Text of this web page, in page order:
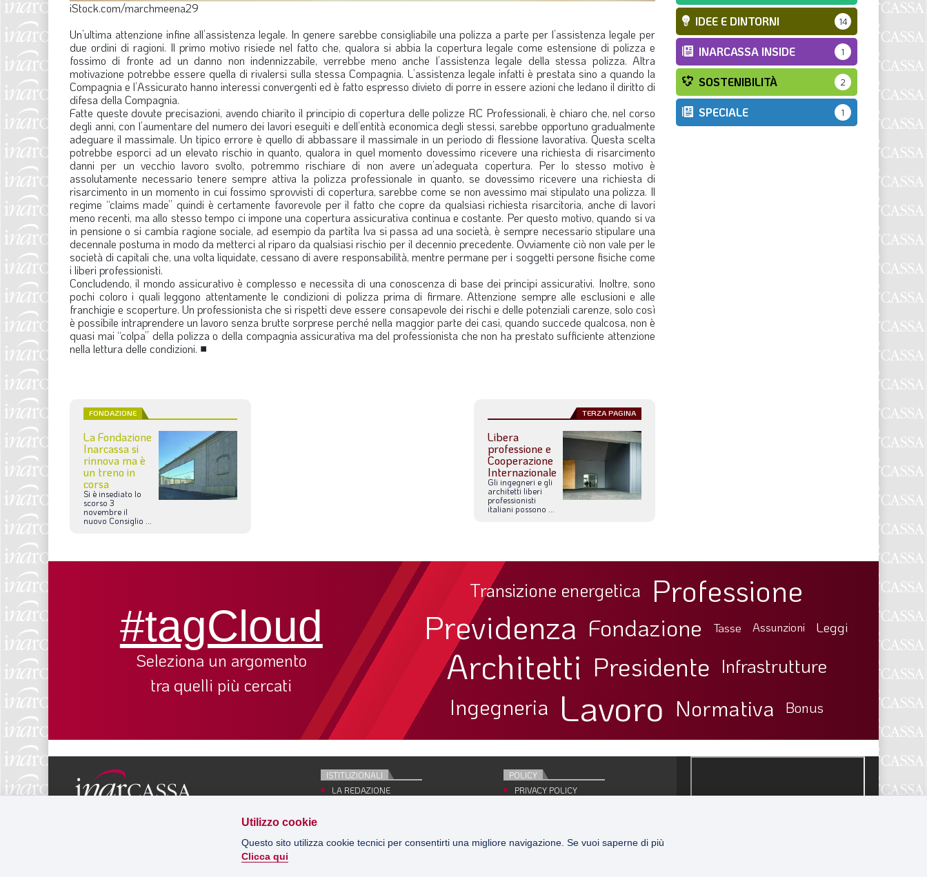
iStock.com/marchmeena29
Un’ultima attenzione infine all’assistenza legale. In genere sarebbe consigliabile una polizza a parte per l’assistenza legale per
due ordini di ragioni. Il primo motivo risiede nel fatto che, qualora si abbia la copertura legale come estensione di polizza e
fossimo di fronte ad un danno non indennizzabile, verrebbe meno anche l’assistenza legale della stessa polizza. Altra
motivazione potrebbe essere quella di rivalersi sulla stessa Compagnia. L’assistenza legale infatti è prestata sino a quando la
Compagnia e l’Assicurato hanno interessi convergenti ed è fatto espresso divieto di porre in essere azioni che ledano il diritto di
difesa della Compagnia.
Fatte queste dovute precisazioni, avendo chiarito il principio di copertura delle polizze RC Professionali, è chiaro che, nel corso
degli anni, con l’aumentare del numero dei lavori eseguiti e dell’entità economica degli stessi, sarebbe opportuno gradualmente
adeguare il massimale. Un tipico errore è quello di abbassare il massimale in un periodo di flessione lavorativa. Questa scelta
potrebbe esporci ad un elevato rischio in quanto, qualora in quel momento dovessimo ricevere una richiesta di risarcimento
danni per un vecchio lavoro svolto, potremmo rischiare di non avere un’adeguata copertura. Per lo stesso motivo è
assolutamente necessario tenere sempre attiva la polizza professionale in quanto, se dovessimo ricevere una richiesta di
risarcimento in un momento in cui fossimo sprovvisti di copertura, sarebbe come se non avessimo mai stipulato una polizza. Il
regime “claims made” quindi è certamente favorevole per il fatto che copre da qualsiasi richiesta risarcitoria, anche di lavori
meno recenti, ma allo stesso tempo ci impone una copertura assicurativa continua e costante. Per questo motivo, quando si va
in pensione o si cambia ragione sociale, ad esempio da partita Iva si passa ad una società, è sempre necessario stipulare una
decennale postuma in modo da metterci al riparo da qualsiasi rischio per il decennio precedente. Ovviamente ciò non vale per le
società di capitali che, una volta liquidate, cessano di avere responsabilità, mentre permane per i soggetti persone fisiche come
i liberi professionisti.
Concludendo, il mondo assicurativo è complesso e necessita di una conoscenza di base dei principi assicurativi. Inoltre, sono
pochi coloro i quali leggono attentamente le condizioni di polizza prima di firmare. Attenzione sempre alle esclusioni e alle
franchigie e scoperture. Un professionista che si rispetti deve essere consapevole dei rischi e delle potenziali carenze, solo così
è possibile intraprendere un lavoro senza brutte sorprese perché nella maggior parte dei casi, quando succede qualcosa, non è
quasi mai “colpa” della polizza o della compagnia assicurativa ma del professionista che non ha prestato sufficiente attenzione
nella lettura delle condizioni. ■
FONDAZIONE
La Fondazione
Inarcassa si
rinnova ma è
un treno in
corsa
Si è insediato lo
scorso 3
novembre il
nuovo Consiglio
TERZA PAGINA
Libera
professione e
Cooperazione
Internazionale
Gli ingegneri e gli
architetti liberi
professionisti
italiani possono
IDEE E DINTORNI 14
INARCASSA INSIDE 1
SOSTENIBILITÀ 2
SPECIALE 1
#tagCloud
Seleziona un argomento
tra quelli più cercati
Transizione energetica Professione
Previdenza Fondazione Tasse Assunzioni Leggi
Architetti Presidente Infrastrutture
Ingegneria Lavoro Normativa Bonus
ISTITUZIONALI
LA REDAZIONE
POLICY
PRIVACY POLICY
Utilizzo cookie
Questo sito utilizza cookie tecnici per consentirti una migliore navigazione. Se vuoi saperne di più
Clicca qui